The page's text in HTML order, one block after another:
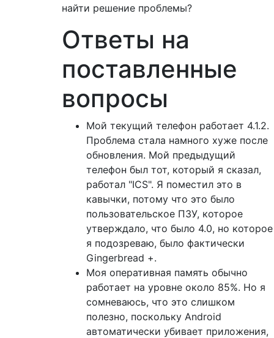
найти решение проблемы?
Ответы на
поставленные
вопросы
Мой текущий телефон работает 4.1.2.
Проблема стала намного хуже после
обновления. Мой предыдущий
телефон был тот, который я сказал,
работал "ICS". Я поместил это в
кавычки, потому что это было
пользовательское ПЗУ, которое
утверждало, что было 4.0, но которое
я подозреваю, было фактически
Gingerbread +.
Моя оперативная память обычно
работает на уровне около 85%. Но я
сомневаюсь, что это слишком
полезно, поскольку Android
автоматически убивает приложения,